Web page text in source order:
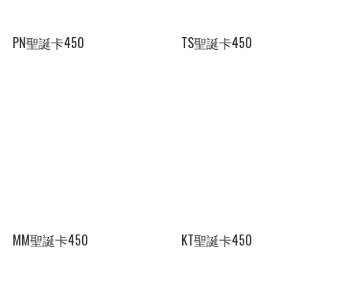
PN聖誕卡450 TS聖誕卡450
MM聖誕卡450 KT聖誕卡450